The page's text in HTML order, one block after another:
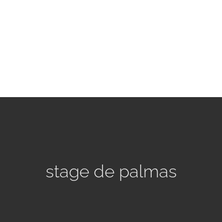
stage de palmas